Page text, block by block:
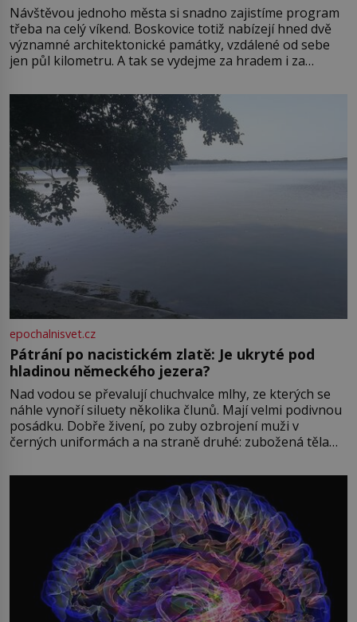
Návštěvou jednoho města si snadno zajistíme program
třeba na celý víkend. Boskovice totiž nabízejí hned dvě
významné architektonické památky, vzdálené od sebe
jen půl kilometru. A tak se vydejme za hradem i za
Boskovice na okraji Drahanské vrchoviny vznikla někdy
ve13. století, a už v roce 1313 kronikáři zaznamenali
epochalnisvet.cz
Pátrání po nacistickém zlatě: Je ukryté pod
hladinou německého jezera?
Nad vodou se převalují chuchvalce mlhy, ze kterých se
náhle vynoří siluety několika člunů. Mají velmi podivnou
posádku. Dobře živení, po zuby ozbrojení muži v
černých uniformách a na straně druhé: zubožená těla
přízračná scéna znamená? Je jaro roku 1945, druhá
světová válka se chýlí ke konci. Jezero Stolpsee